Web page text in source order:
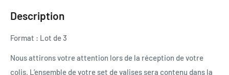
Description
Format : Lot de 3
Nous attirons votre attention lors de la réception de votre
colis. L’ensemble de votre set de valises sera contenu dans la